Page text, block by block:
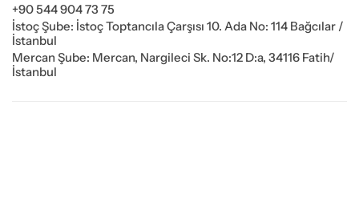
+90 544 904 73 75
İstoç Şube: İstoç Toptancıla Çarşısı 10. Ada No: 114 Bağcılar /
İstanbul
Mercan Şube: Mercan, Nargileci Sk. No:12 D:a, 34116 Fatih/
İstanbul